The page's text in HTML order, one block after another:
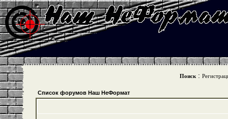
Поиск :
Список форумов Наш НеФормат